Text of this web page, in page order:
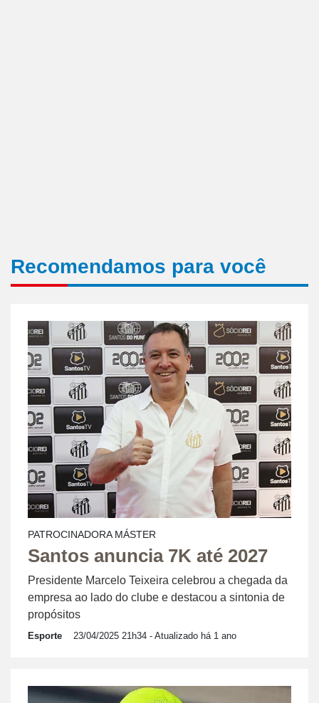
Recomendamos para você
PATROCINADORA MÁSTER
Santos anuncia 7K até 2027
Presidente Marcelo Teixeira celebrou a chegada da
empresa ao lado do clube e destacou a sintonia de
propósitos
Esporte 23/04/2025 21h34 - Atualizado há 1 ano